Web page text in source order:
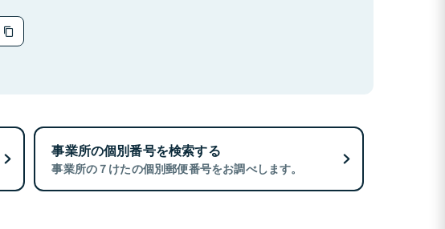
事業所の個別番号を検索する
事業所の７けたの個別郵便番号をお調べします。